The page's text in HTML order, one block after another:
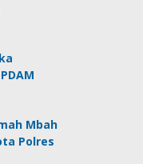
Mbah
Polres